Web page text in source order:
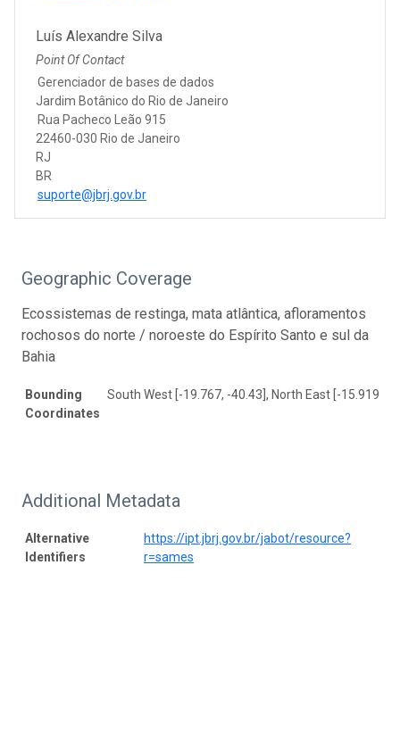
Luís Alexandre Silva
Point Of Contact
Gerenciador de bases de dados
Jardim Botânico do Rio de Janeiro
Rua Pacheco Leão 915
22460-030 Rio de Janeiro
RJ
BR
suporte@jbrj.gov.br
Geographic Coverage
Ecossistemas de restinga, mata atlântica, afloramentos
rochosos do norte / noroeste do Espírito Santo e sul da
Bahia
Bounding
Coordinates
South West [-19.767, -40.43], North East [-15.919, -
Additional Metadata
Alternative
Identifiers
https://ipt.jbrj.gov.br/jabot/resource?
r=sames